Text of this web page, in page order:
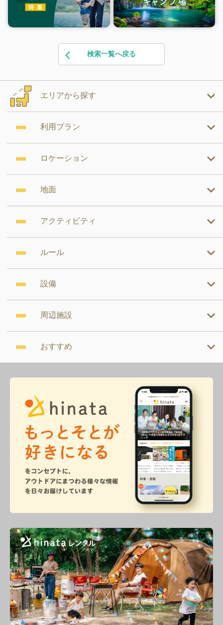
検索一覧へ戻る
エリアから探す
利用プラン
ロケーション
地面
アクティビティ
ルール
設備
周辺施設
おすすめ